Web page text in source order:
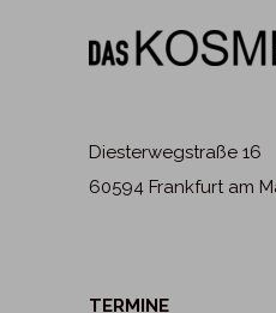
Diesterwegstraße 16
60594 Frankfurt am
TERMINE